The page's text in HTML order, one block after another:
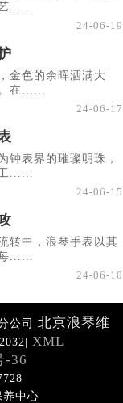
......
24-06-19
金色的余晖洒满大
在......
24-06-17
钟表界的璀璨明珠，
......
24-06-15
转中，浪琴手表以其
......
24-06-10
公司 北京浪琴维
XML
-36
养中心